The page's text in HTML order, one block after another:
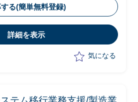
社統一の業務・システムを複数の工
一斉に導入及び展開予定
チームにて、以下業務を実施予定
ロジェクト全体の導入展開計画の
点展開における課題整理、解決策
る(簡単無料登録)
詳細を表示
気になる